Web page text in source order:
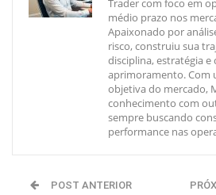
Trader com foco em
médio prazo nos
Apaixonado por
risco, construiu sua
disciplina, estratégia e
aprimoramento. Com
objetiva do mercado,
conhecimento com
sempre buscando
performance nas
POST ANTERIOR